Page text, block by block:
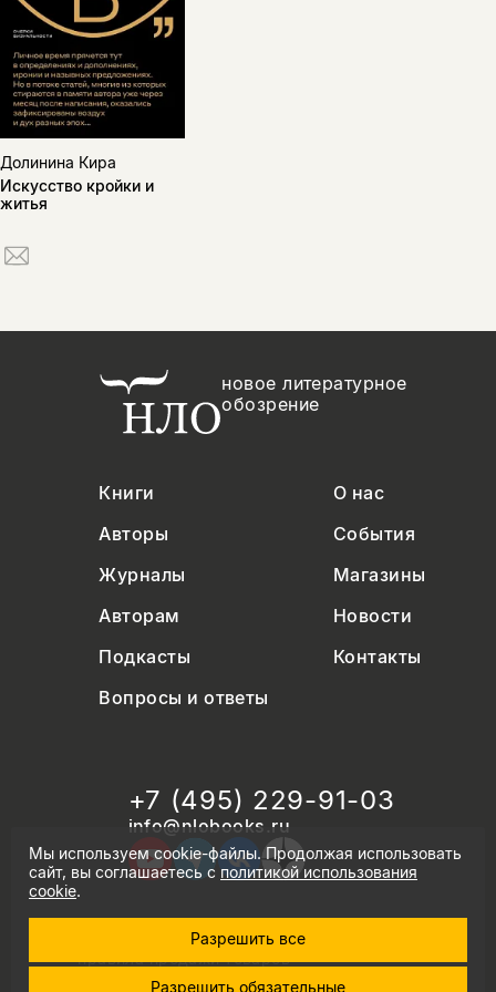
Долинина Кира
Искусство кройки и
житья
новое литературное
обозрение
Книги
О нас
Авторы
События
Журналы
Магазины
Авторам
Новости
Подкасты
Контакты
Вопросы и ответы
+7 (495) 229-91-03
info@nlobooks.ru
© Новое литературное обозрение. 2026
правила продажи товаров
Мы используем cookie-файлы. Продолжая использовать
сайт, вы соглашаетесь сполитикой использования
cookie.
Разрешить все
Разрешить обязательные